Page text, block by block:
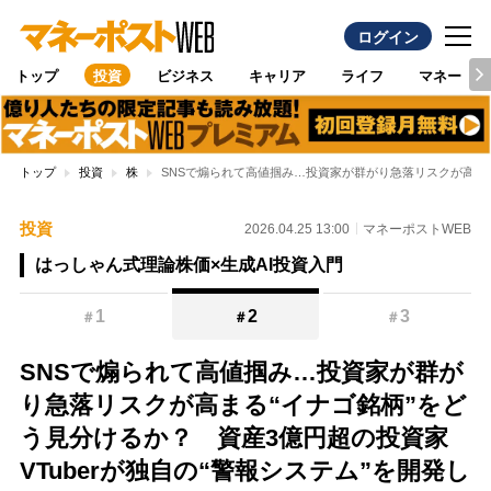
ログイン
トップ 投資 ビジネス キャリア ライフ マネー
トップ 投資 株 SNSで煽られて高値掴み…投資家が群がり急落リスクが高
投資 2026.04.25 13:00 マネーポストWEB
はっしゃん式理論株価×生成AI投資入門
＃ 1 ＃2 ＃3
SNSで煽られて高値掴み…投資家が群が
り急落リスクが高まる“イナゴ銘柄”をど
う見分けるか？ 資産3億円超の投資家
VTuberが独自の“警報システム”を開発し